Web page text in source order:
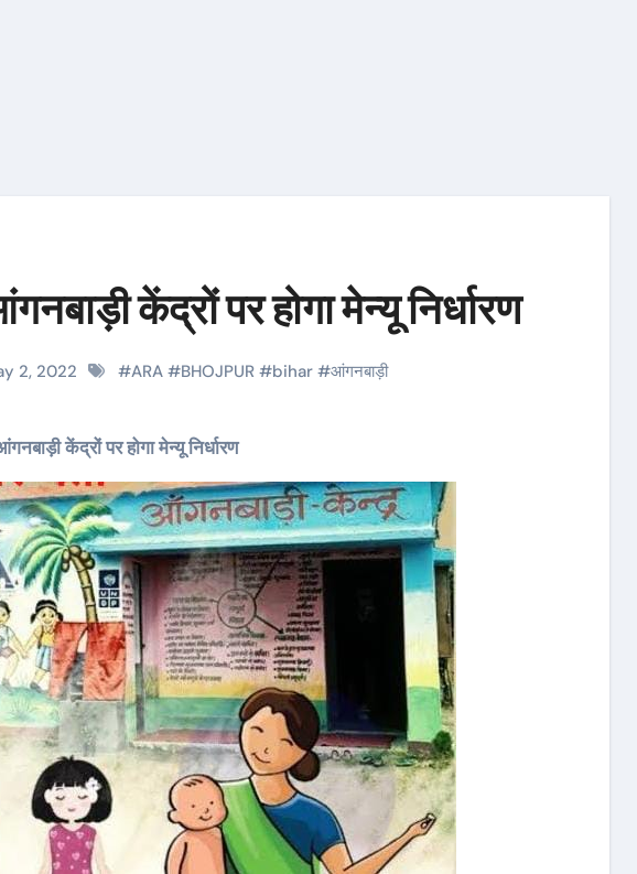
केंद्रों पर होगा मेन्यू निर्धारण
2, 2022 #ARA #BHOJPUR #bihar #आंगनबाड़ी
केंद्रों पर होगा मेन्यू निर्धारण